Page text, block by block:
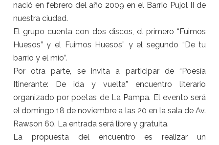
nació en febrero del año 2009 en el Barrio Pujol II de
nuestra ciudad.
El grupo cuenta con dos discos, el primero “Fuimos
Huesos” y el Fuimos Huesos” y el segundo “De tu
barrio y el mío”.
Por otra parte, se invita a participar de “Poesía
Itinerante: De ida y vuelta” encuentro literario
organizado por poetas de La Pampa. El evento será
el domingo 18 de noviembre a las 20 en la sala de Av.
Rawson 60. La entrada será libre y gratuita.
La propuesta del encuentro es realizar un